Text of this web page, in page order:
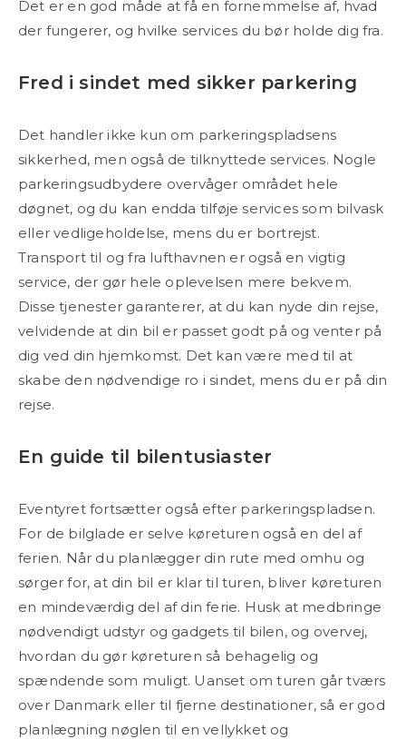
Det er en god måde at få en fornemmelse af, hvad
der fungerer, og hvilke services du bør holde dig fra.
Fred i sindet med sikker parkering
Det handler ikke kun om parkeringspladsens
sikkerhed, men også de tilknyttede services. Nogle
parkeringsudbydere overvåger området hele
døgnet, og du kan endda tilføje services som bilvask
eller vedligeholdelse, mens du er bortrejst.
Transport til og fra lufthavnen er også en vigtig
service, der gør hele oplevelsen mere bekvem.
Disse tjenester garanterer, at du kan nyde din rejse,
velvidende at din bil er passet godt på og venter på
dig ved din hjemkomst. Det kan være med til at
skabe den nødvendige ro i sindet, mens du er på din
rejse.
En guide til bilentusiaster
Eventyret fortsætter også efter parkeringspladsen.
For de bilglade er selve køreturen også en del af
ferien. Når du planlægger din rute med omhu og
sørger for, at din bil er klar til turen, bliver køreturen
en mindeværdig del af din ferie. Husk at medbringe
nødvendigt udstyr og gadgets til bilen, og overvej,
hvordan du gør køreturen så behagelig og
spændende som muligt. Uanset om turen går tværs
over Danmark eller til fjerne destinationer, så er god
planlægning nøglen til en vellykket og